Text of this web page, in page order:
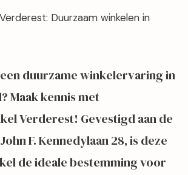
Duurzaam winkelen in
duurzame winkelervaring in
Maak kennis met
Verderest! Gevestigd aan de
F. Kennedylaan 28, is deze
de ideale bestemming voor